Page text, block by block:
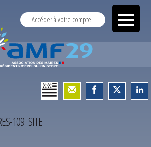
Accéder à votre compte
109_SITE